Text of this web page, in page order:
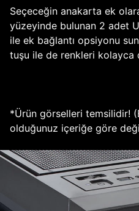
Seçeceğin anakarta ek
yüzeyinde bulunan 2 adet
ile ek bağlantı opsiyonu
tuşu ile de renkleri kolayca
*Ürün görselleri temsilidir!
olduğunuz içeriğe göre